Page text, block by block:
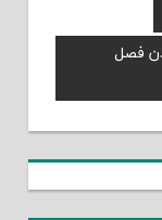
فصل